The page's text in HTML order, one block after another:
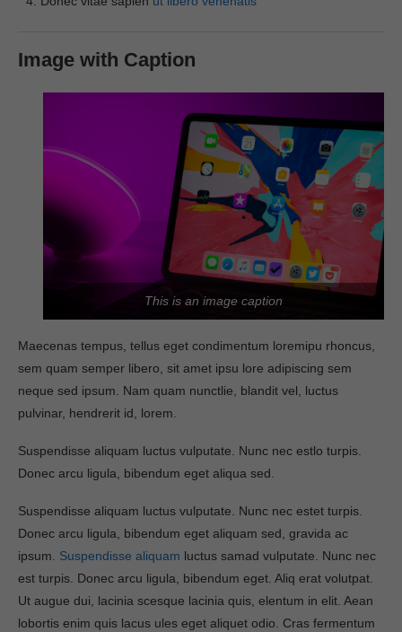
Image with Caption
This is an image caption
Maecenas tempus, tellus eget condimentum loremipu rhoncus,
sem quam semper libero, sit amet ipsu lore adipiscing sem
neque sed ipsum. Nam quam nunctlie, blandit vel, luctus
pulvinar, hendrerit id, lorem.
Suspendisse aliquam luctus vulputate. Nunc nec estlo turpis.
Donec arcu ligula, bibendum eget aliqua sed.
Suspendisse aliquam luctus vulputate. Nunc nec estet turpis.
Donec arcu ligula, bibendum eget aliquam sed, gravida ac
ipsum. Suspendisse aliquam luctus samad vulputate. Nunc nec
est turpis. Donec arcu ligula, bibendum eget. Aliq erat volutpat.
Ut augue dui, lacinia scesque lacinia quis, elentum in elit. Aean
lobortis enim quis lacus ules eget aliquet odio. Cras fermentum